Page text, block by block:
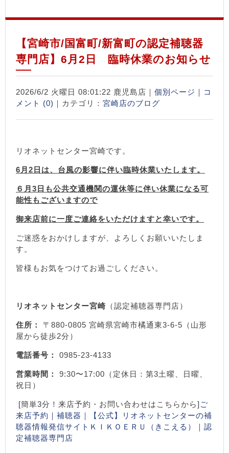
【宮崎市/国富町/新富町の認定補聴器
専門店】6月2日 臨時休業のお知らせ
2026/6/2 火曜日 08:01:22 鹿児島店｜ 個別ページ ｜ コ
メント (0) ｜カテゴリ： 宮崎店のブログ
リオネットセンター宮崎です。
6月2日は、台風の影響に伴い臨時休業いたします。
６月3日も公共交通機関の運休等に伴い休業になる可
能性もございますので
御来店前に一度ご連絡をいただけますと幸いです。
ご迷惑をおかけしますが、よろしくお願いいたしま
す。
皆様もお気をつけてお過ごしください。
リオネットセンター宮崎 （認定補聴器専門店）
住所：
〒880-0805 宮崎県宮崎市橘通東3-6-5（山形
屋から徒歩2分）
電話番号： 0985-23-4133
営業時間：
9:30〜17:00（定休日：第3土曜、日曜、
祝日）
[簡単3分！来店予約・お問い合わせはこちらから] ご
来店予約｜補聴器｜【公式】リオネットセンターの補
聴器情報発信サイトＫＩＫＯＥＲＵ（きこえる）｜認
定補聴器専門店